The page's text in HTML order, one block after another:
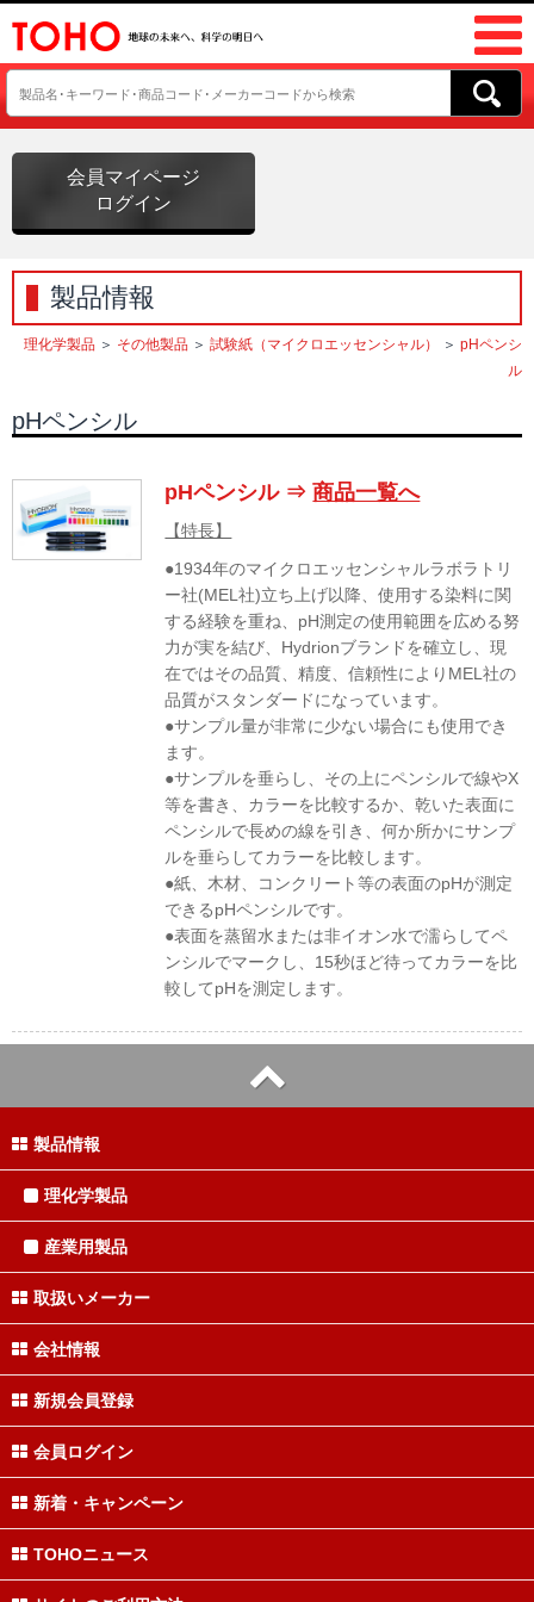
会員マイページ
ログイン
製品情報
理化学製品 ＞ その他製品 ＞ 試験紙（マイクロエッセンシャル） ＞ pHペンシ
ル
pHペンシル
pHペンシル ⇒商品一覧へ
【特長】
●1934年のマイクロエッセンシャルラボラトリ
ー社(MEL社)立ち上げ以降、使用する染料に関
する経験を重ね、pH測定の使用範囲を広める努
力が実を結び、Hydrionブランドを確立し、現
在ではその品質、精度、信頼性によりMEL社の
品質がスタンダードになっています。
●サンプル量が非常に少ない場合にも使用でき
ます。
●サンプルを垂らし、その上にペンシルで線やX
等を書き、カラーを比較するか、乾いた表面に
ペンシルで長めの線を引き、何か所かにサンプ
ルを垂らしてカラーを比較します。
●紙、木材、コンクリート等の表面のpHが測定
できるpHペンシルです。
●表面を蒸留水または非イオン水で濡らしてペ
ンシルでマークし、15秒ほど待ってカラーを比
較してpHを測定します。
製品情報
理化学製品
産業用製品
取扱いメーカー
会社情報
新規会員登録
会員ログイン
新着・キャンペーン
TOHOニュース